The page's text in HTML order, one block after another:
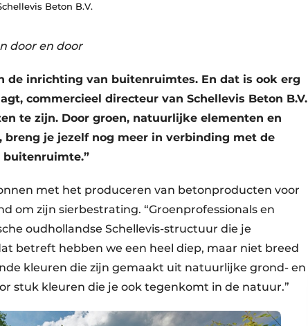
Beton B.V.
door en door
de inrichting van buitenruimtes. En dat is ook erg
commercieel directeur van Schellevis Beton B.V.
te zijn. Door groen, natuurlijke elementen en
je jezelf nog meer in verbinding met de
buitenruimte.”
met het produceren van betonproducten voor
om zijn sierbestrating. “Groenprofessionals en
oudhollandse Schellevis-structuur die je
betreft hebben we een heel diep, maar niet breed
kleuren die zijn gemaakt uit natuurlijke grond- en
stuk kleuren die je ook tegenkomt in de natuur.”